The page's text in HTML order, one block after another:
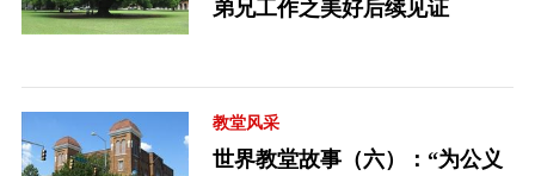
弟兄工作之美好后续见证
教堂风采
世界教堂故事（六）：“为公义